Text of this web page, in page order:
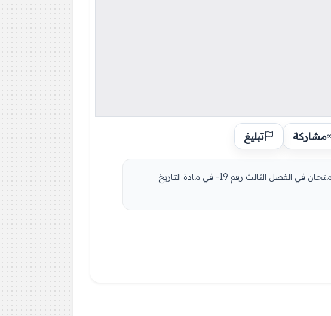
مشاركة تبليغ
مادة التاريخ والجغرافيا للسنة الثالثة 3 ثانوي دروس مفصلة، فروض واختبارات، تمارين محلولة: نموذج لإمتحان في الفصل الثالث رقم 19- في مادة التاريخ